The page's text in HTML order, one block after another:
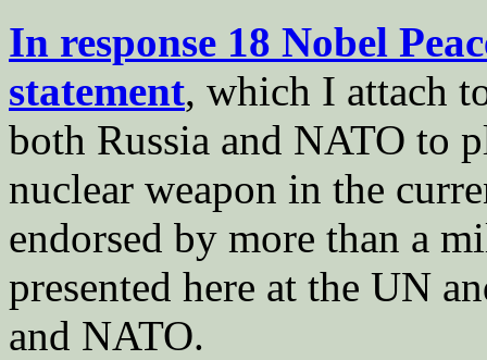
In response 18 Nobel
statement, which I attach
both Russia and NATO to
nuclear weapon in the
endorsed by more than a
presented here at the UN
and NATO.